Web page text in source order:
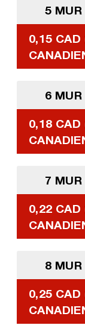
5 MUR
0,15 CAD
6 MUR
0,18 CAD
7 MUR
0,22 CAD
8 MUR
0,25 CAD